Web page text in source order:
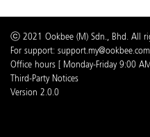
ⓒ 2021 Ookbee (M) Sdn., Bhd. All
For support: support.my@ookbee.com
Office hours [ Monday-Friday 9:00
Third-Party Notices
Version 2.0.0